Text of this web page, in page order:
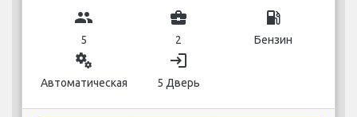
group
5
business_center
2
local_gas_station
Бензин
miscellaneous_services
Автоматическая
login
5 Дверь